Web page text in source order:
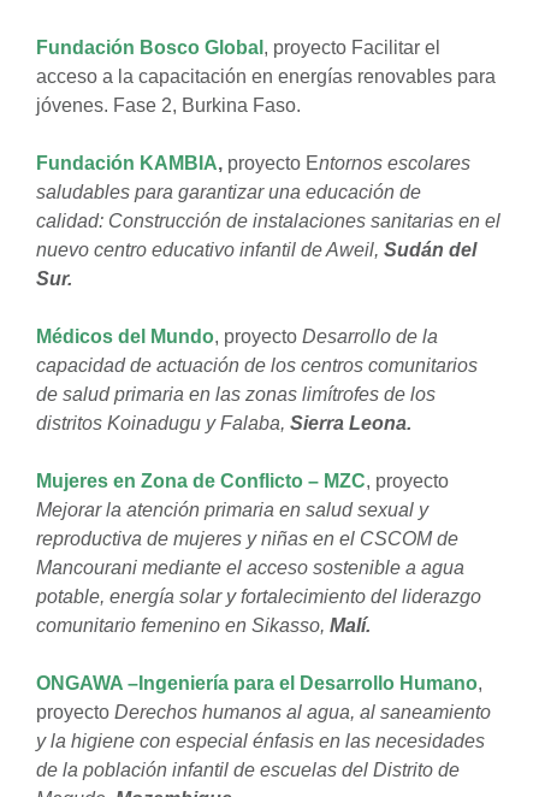
Fundación Bosco Global , proyecto Facilitar el
acceso a la capacitación en energías renovables para
jóvenes. Fase 2, Burkina Faso.
Fundación KAMBIA, proyecto Entornos escolares
saludables para garantizar una educación de
calidad: Construcción de instalaciones sanitarias en el
nuevo centro educativo infantil de Aweil, Sudán del
Sur.
Médicos del Mundo, proyecto Desarrollo de la
capacidad de actuación de los centros comunitarios
de salud primaria en las zonas limítrofes de los
distritos Koinadugu y Falaba, Sierra Leona.
Mujeres en Zona de Conflicto – MZC, proyecto
Mejorar la atención primaria en salud sexual y
reproductiva de mujeres y niñas en el CSCOM de
Mancourani mediante el acceso sostenible a agua
potable, energía solar y fortalecimiento del liderazgo
comunitario femenino en Sikasso, Malí.
ONGAWA –Ingeniería para el Desarrollo Humano,
proyecto Derechos humanos al agua, al saneamiento
y la higiene con especial énfasis en las necesidades
de la población infantil de escuelas del Distrito de